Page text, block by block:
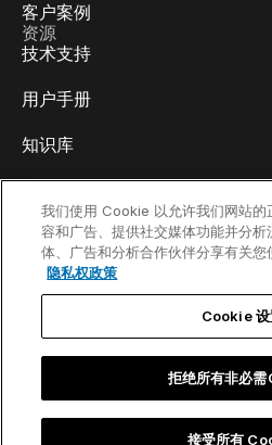
客户案例
资源
技术支持
用户手册
知识库
视频教程
内容中心
隐私权政策联系信
我们使用 Cookie 以允许我们网站的
容和广告、提供社交媒体功能并分
体、广告和分析合作伙伴分享有关您
隐私权政策
Cookie 设
拒绝所有非必
接受所有